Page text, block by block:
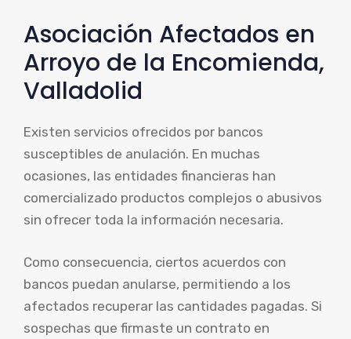
Asociación Afectados en
Arroyo de la Encomienda,
Valladolid
Existen servicios ofrecidos por bancos
susceptibles de anulación. En muchas
ocasiones, las entidades financieras han
comercializado productos complejos o abusivos
sin ofrecer toda la información necesaria.
Como consecuencia, ciertos acuerdos con
bancos puedan anularse, permitiendo a los
afectados recuperar las cantidades pagadas. Si
sospechas que firmaste un contrato en